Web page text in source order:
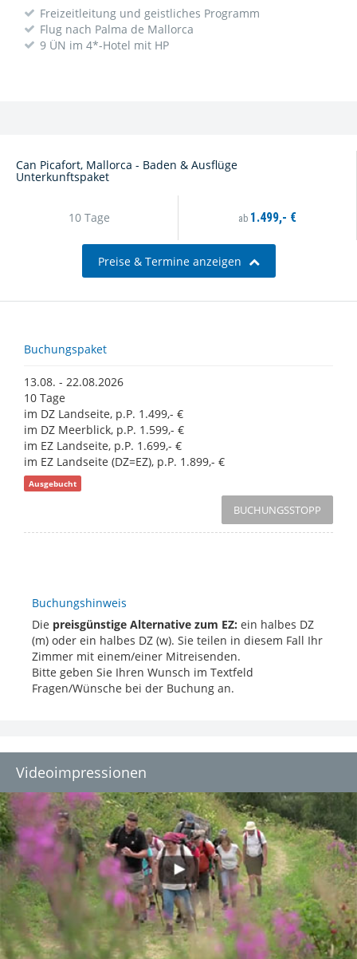
Freizeitleitung und geistliches Programm
Flug nach Palma de Mallorca
9 ÜN im 4*-Hotel mit HP
Can Picafort, Mallorca - Baden & Ausflüge
Unterkunftspaket
10 Tage ab 1.499,- €
Preise & Termine anzeigen
Buchungspaket
13.08. - 22.08.2026
10 Tage
im DZ Landseite, p.P. 1.499,- €
im DZ Meerblick, p.P. 1.599,- €
im EZ Landseite, p.P. 1.699,- €
im EZ Landseite (DZ=EZ), p.P. 1.899,- €
Ausgebucht
BUCHUNGSSTOPP
Buchungshinweis
Die preisgünstige Alternative zum EZ: ein halbes DZ
(m) oder ein halbes DZ (w). Sie teilen in diesem Fall Ihr
Zimmer mit einem/einer Mitreisenden.
Bitte geben Sie Ihren Wunsch im Textfeld
Fragen/Wünsche bei der Buchung an.
Videoimpressionen